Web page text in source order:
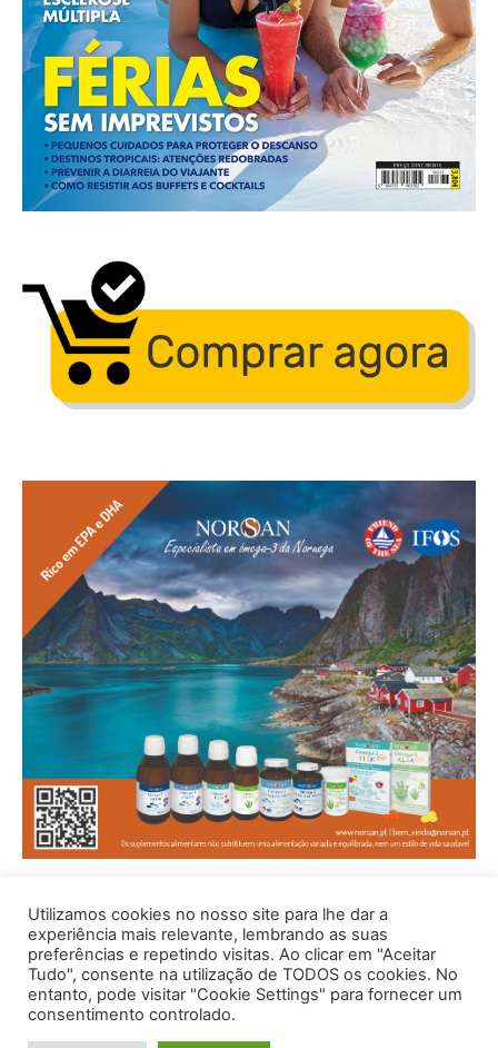
Utilizamos cookies no nosso site para lhe dar a
experiência mais relevante, lembrando as suas
preferências e repetindo visitas. Ao clicar em "Aceitar
Tudo", consente na utilização de TODOS os cookies. No
entanto, pode visitar "Cookie Settings" para fornecer um
consentimento controlado.